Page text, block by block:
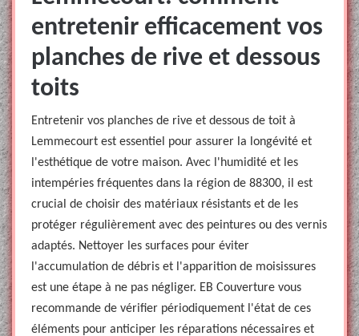
entretenir efficacement vos
planches de rive et dessous
toits
Entretenir vos planches de rive et dessous de toit à
Lemmecourt est essentiel pour assurer la longévité et
l'esthétique de votre maison. Avec l'humidité et les
intempéries fréquentes dans la région de 88300, il est
crucial de choisir des matériaux résistants et de les
protéger régulièrement avec des peintures ou des vernis
adaptés. Nettoyer les surfaces pour éviter
l'accumulation de débris et l'apparition de moisissures
est une étape à ne pas négliger. EB Couverture vous
recommande de vérifier périodiquement l'état de ces
éléments pour anticiper les réparations nécessaires et